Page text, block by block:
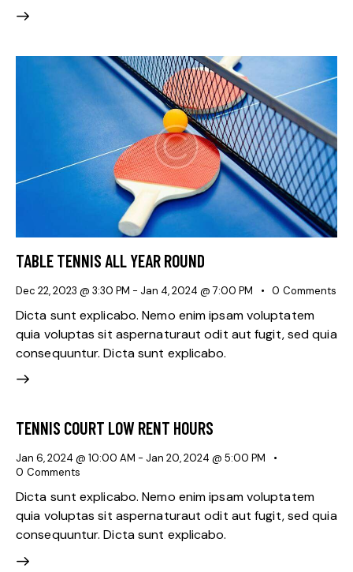
TABLE TENNIS ALL YEAR ROUND
Dec 22, 2023 @ 3:30 PM - Jan 4, 2024 @ 7:00 PM 0 Comments
Dicta sunt explicabo. Nemo enim ipsam voluptatem
quia voluptas sit aspernaturaut odit aut fugit, sed quia
consequuntur. Dicta sunt explicabo.
TENNIS COURT LOW RENT HOURS
Jan 6, 2024 @ 10:00 AM - Jan 20, 2024 @ 5:00 PM
0 Comments
Dicta sunt explicabo. Nemo enim ipsam voluptatem
quia voluptas sit aspernaturaut odit aut fugit, sed quia
consequuntur. Dicta sunt explicabo.